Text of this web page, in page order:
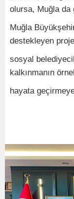
olursa, Muğla da
Muğla
destekleyen
sosyal
kalkınmanın
hayata